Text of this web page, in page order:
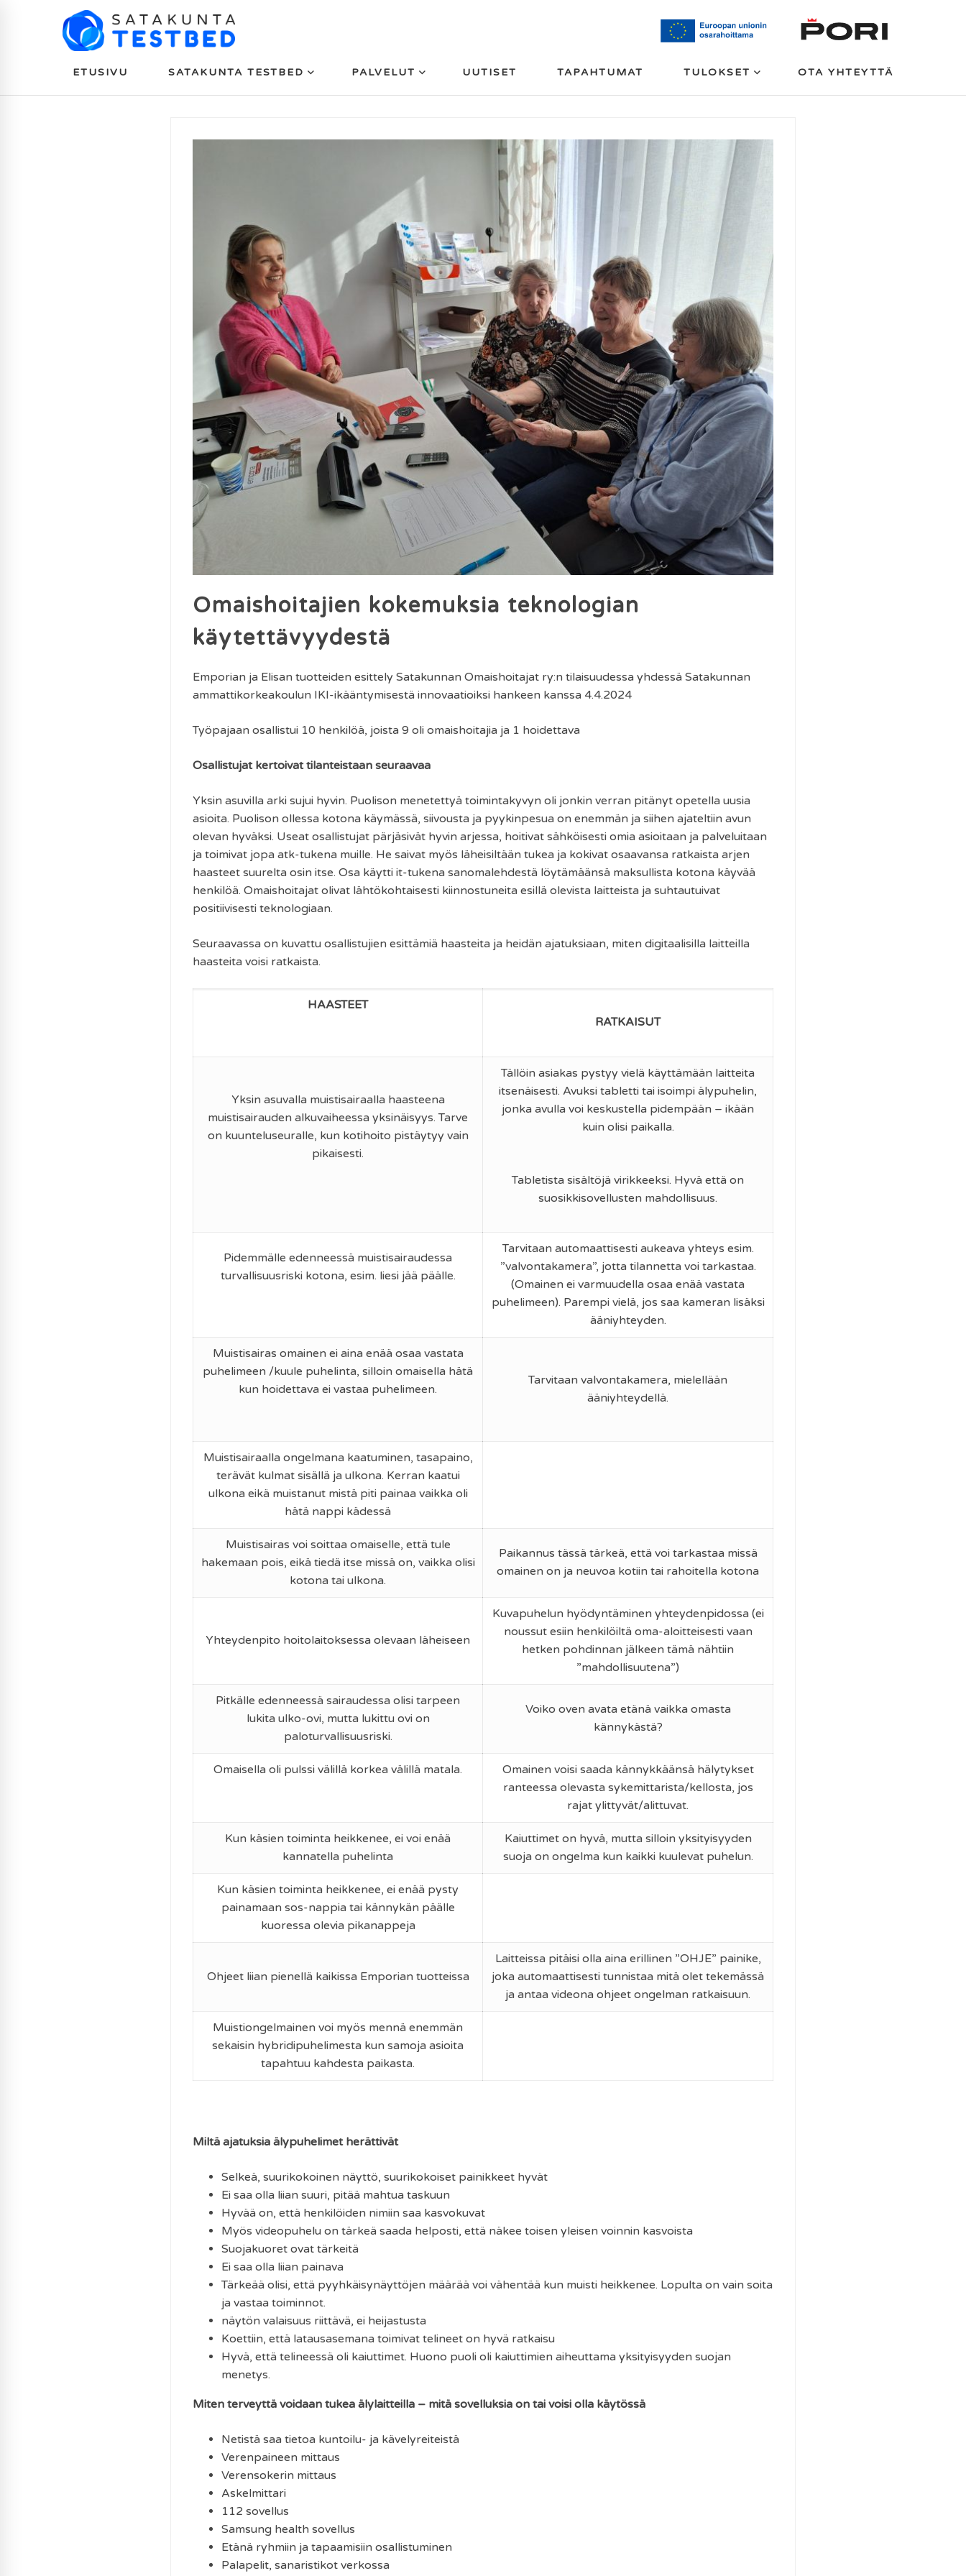
ETUSIVU SATAKUNTA TESTBED PALVELUT UUTISET TAPAHTUMAT TULOKSET OTA YHTEYTTÄ
Omaishoitajien kokemuksia teknologian
käytettävyydestä
Emporian ja Elisan tuotteiden esittely Satakunnan Omaishoitajat ry:n tilaisuudessa yhdessä Satakunnan
ammattikorkeakoulun IKI-ikääntymisestä innovaatioiksi hankeen kanssa 4.4.2024
Työpajaan osallistui 10 henkilöä, joista 9 oli omaishoitajia ja 1 hoidettava
Osallistujat kertoivat tilanteistaan seuraavaa
Yksin asuvilla arki sujui hyvin. Puolison menetettyä toimintakyvyn oli jonkin verran pitänyt opetella uusia
asioita. Puolison ollessa kotona käymässä, siivousta ja pyykinpesua on enemmän ja siihen ajateltiin avun
olevan hyväksi. Useat osallistujat pärjäsivät hyvin arjessa, hoitivat sähköisesti omia asioitaan ja palveluitaan
ja toimivat jopa atk-tukena muille. He saivat myös läheisiltään tukea ja kokivat osaavansa ratkaista arjen
haasteet suurelta osin itse. Osa käytti it-tukena sanomalehdestä löytämäänsä maksullista kotona käyvää
henkilöä. Omaishoitajat olivat lähtökohtaisesti kiinnostuneita esillä olevista laitteista ja suhtautuivat
positiivisesti teknologiaan.
Seuraavassa on kuvattu osallistujien esittämiä haasteita ja heidän ajatuksiaan, miten digitaalisilla laitteilla
haasteita voisi ratkaista.
HAASTEET
RATKAISUT
Yksin asuvalla muistisairaalla haasteena
muistisairauden alkuvaiheessa yksinäisyys. Tarve
on kuunteluseuralle, kun kotihoito pistäytyy vain
pikaisesti.
Tällöin asiakas pystyy vielä käyttämään laitteita
itsenäisesti. Avuksi tabletti tai isoimpi älypuhelin,
jonka avulla voi keskustella pidempään – ikään
kuin olisi paikalla.
Tabletista sisältöjä virikkeeksi. Hyvä että on
suosikkisovellusten mahdollisuus.
Pidemmälle edenneessä muistisairaudessa
turvallisuusriski kotona, esim. liesi jää päälle.
Tarvitaan automaattisesti aukeava yhteys esim.
”valvontakamera”, jotta tilannetta voi tarkastaa.
(Omainen ei varmuudella osaa enää vastata
puhelimeen). Parempi vielä, jos saa kameran lisäksi
ääniyhteyden.
Muistisairas omainen ei aina enää osaa vastata
puhelimeen /kuule puhelinta, silloin omaisella hätä
kun hoidettava ei vastaa puhelimeen.
Tarvitaan valvontakamera, mielellään
ääniyhteydellä.
Muistisairaalla ongelmana kaatuminen, tasapaino,
terävät kulmat sisällä ja ulkona. Kerran kaatui
ulkona eikä muistanut mistä piti painaa vaikka oli
hätä nappi kädessä
Muistisairas voi soittaa omaiselle, että tule
hakemaan pois, eikä tiedä itse missä on, vaikka olisi
kotona tai ulkona.
Paikannus tässä tärkeä, että voi tarkastaa missä
omainen on ja neuvoa kotiin tai rahoitella kotona
Yhteydenpito hoitolaitoksessa olevaan läheiseen
Kuvapuhelun hyödyntäminen yhteydenpidossa (ei
noussut esiin henkilöiltä oma-aloitteisesti vaan
hetken pohdinnan jälkeen tämä nähtiin
”mahdollisuutena”)
Pitkälle edenneessä sairaudessa olisi tarpeen
lukita ulko-ovi, mutta lukittu ovi on
paloturvallisuusriski.
Voiko oven avata etänä vaikka omasta
kännykästä?
Omaisella oli pulssi välillä korkea välillä matala.
Omainen voisi saada kännykkäänsä hälytykset
ranteessa olevasta sykemittarista/kellosta, jos
rajat ylittyvät/alittuvat.
Kun käsien toiminta heikkenee, ei voi enää
kannatella puhelinta
Kaiuttimet on hyvä, mutta silloin yksityisyyden
suoja on ongelma kun kaikki kuulevat puhelun.
Kun käsien toiminta heikkenee, ei enää pysty
painamaan sos-nappia tai kännykän päälle
kuoressa olevia pikanappeja
Ohjeet liian pienellä kaikissa Emporian tuotteissa
Laitteissa pitäisi olla aina erillinen ”OHJE” painike,
joka automaattisesti tunnistaa mitä olet tekemässä
ja antaa videona ohjeet ongelman ratkaisuun.
Muistiongelmainen voi myös mennä enemmän
sekaisin hybridipuhelimesta kun samoja asioita
tapahtuu kahdesta paikasta.
Miltä ajatuksia älypuhelimet herättivät
Selkeä, suurikokoinen näyttö, suurikokoiset painikkeet hyvät
Ei saa olla liian suuri, pitää mahtua taskuun
Hyvää on, että henkilöiden nimiin saa kasvokuvat
Myös videopuhelu on tärkeä saada helposti, että näkee toisen yleisen voinnin kasvoista
Suojakuoret ovat tärkeitä
Ei saa olla liian painava
Tärkeää olisi, että pyyhkäisynäyttöjen määrää voi vähentää kun muisti heikkenee. Lopulta on vain soita
ja vastaa toiminnot.
näytön valaisuus riittävä, ei heijastusta
Koettiin, että latausasemana toimivat telineet on hyvä ratkaisu
Hyvä, että telineessä oli kaiuttimet. Huono puoli oli kaiuttimien aiheuttama yksityisyyden suojan
menetys.
Miten terveyttä voidaan tukea älylaitteilla – mitä sovelluksia on tai voisi olla käytössä
Netistä saa tietoa kuntoilu- ja kävelyreiteistä
Verenpaineen mittaus
Verensokerin mittaus
Askelmittari
112 sovellus
Samsung health sovellus
Etänä ryhmiin ja tapaamisiin osallistuminen
Palapelit, sanaristikot verkossa